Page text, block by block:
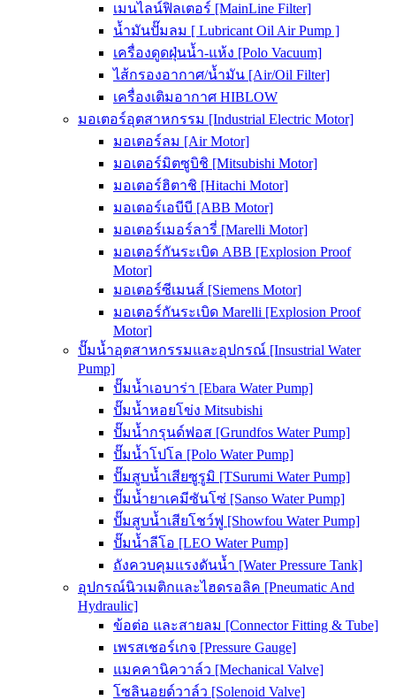
เมนไลน์ฟิลเตอร์ [MainLine Filter]
น้ำมันปั๊มลม [ Lubricant Oil Air Pump ]
เครื่องดูดฝุ่นน้ำ-แห้ง [Polo Vacuum]
ไส้กรองอากาศ/น้ำมัน [Air/Oil Filter]
เครื่องเติมอากาศ HIBLOW
มอเตอร์อุตสาหกรรม [Industrial Electric Motor]
มอเตอร์ลม [Air Motor]
มอเตอร์มิตซูบิชิ [Mitsubishi Motor]
มอเตอร์ฮิตาชิ [Hitachi Motor]
มอเตอร์เอบีบี [ABB Motor]
มอเตอร์เมอร์ลารี่ [Marelli Motor]
มอเตอร์กันระเบิด ABB [Explosion Proof
Motor]
มอเตอร์ซีเมนส์ [Siemens Motor]
มอเตอร์กันระเบิด Marelli [Explosion Proof
Motor]
ปั๊มน้ำอุตสาหกรรมและอุปกรณ์ [Insustrial Water
Pump]
ปั๊มน้ำเอบาร่า [Ebara Water Pump]
ปั๊มน้ำหอยโข่ง Mitsubishi
ปั๊มน้ำกรุนด์ฟอส [Grundfos Water Pump]
ปั๊มน้ำโปโล [Polo Water Pump]
ปั๊มสูบน้ำเสียซูรูมิ [TSurumi Water Pump]
ปั๊มน้ำยาเคมีซันโซ่ [Sanso Water Pump]
ปั๊มสูบน้ำเสียโชว์ฟู [Showfou Water Pump]
ปั๊มน้ำลีโอ [LEO Water Pump]
ถังควบคุมแรงดันน้ำ [Water Pressure Tank]
อุปกรณ์นิวเมติกและไฮดรอลิค [Pneumatic And
Hydraulic]
ข้อต่อ และสายลม [Connector Fitting & Tube]
เพรสเชอร์เกจ [Pressure Gauge]
แมคคานิควาล์ว [Mechanical Valve]
โซลินอยด์วาล์ว [Solenoid Valve]